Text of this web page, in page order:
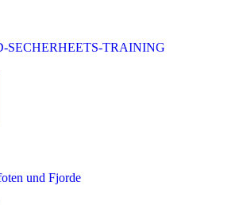
SECHERHEETS-TRAINING
und Fjorde